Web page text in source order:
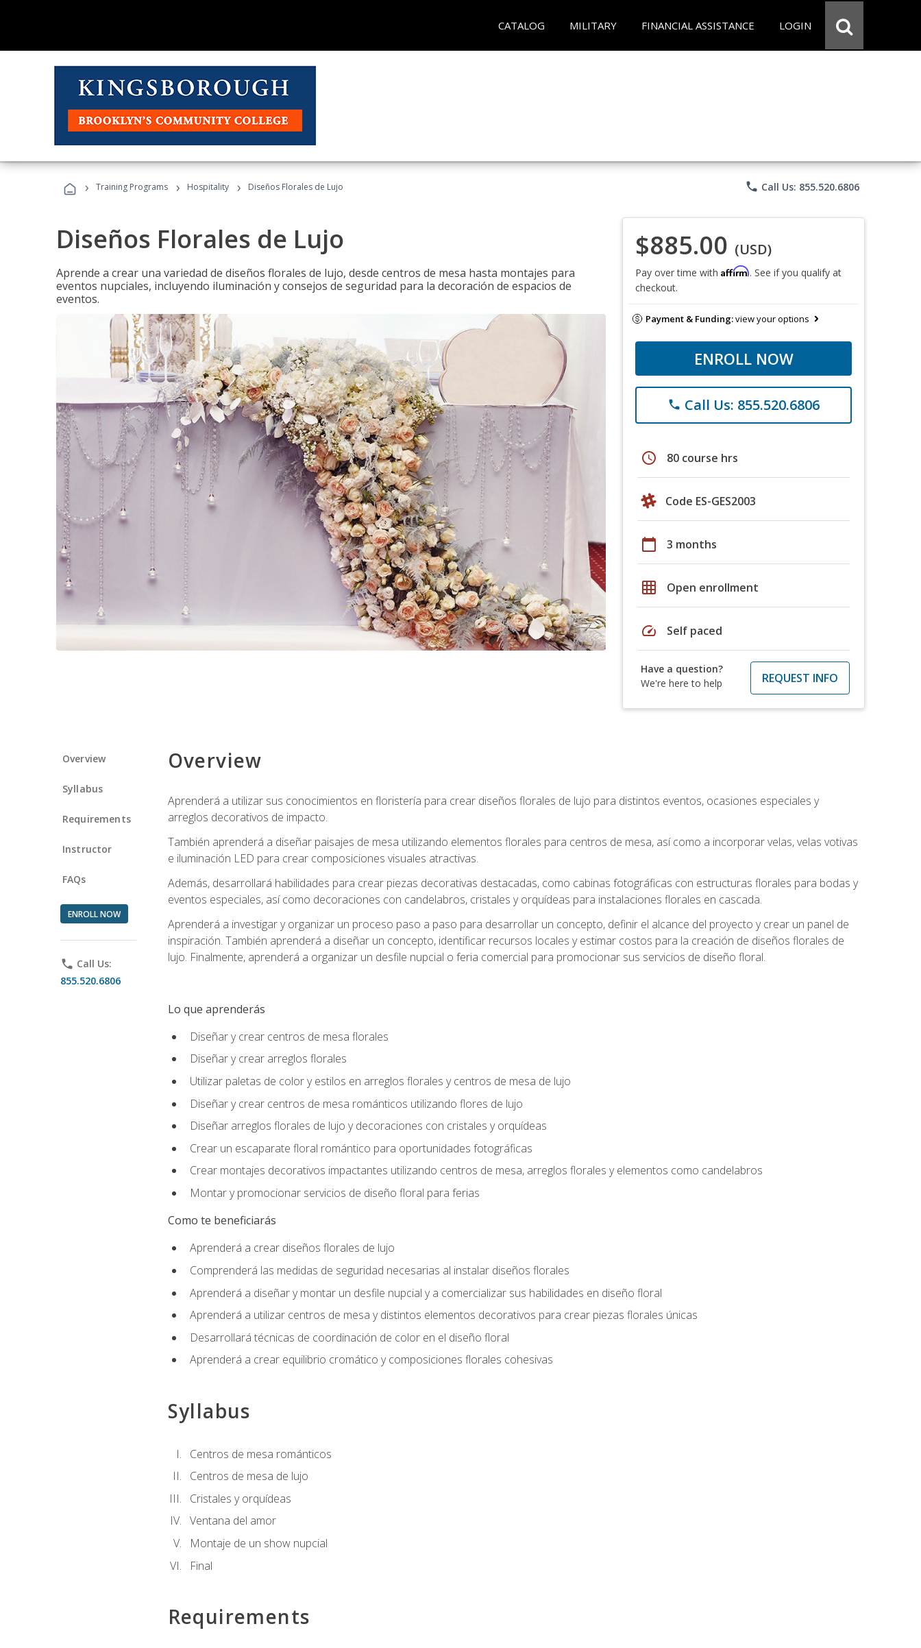
CATALOG MILITARY FINANCIAL ASSISTANCE LOGIN
› Training Programs › Hospitality › Diseños Florales de Lujo phone Call Us: 855.520.6806
Diseños Florales de Lujo
Aprende a crear una variedad de diseños florales de lujo, desde centros de mesa hasta montajes para
eventos nupciales, incluyendo iluminación y consejos de seguridad para la decoración de espacios de
eventos.
$885.00 (USD)
Pay over time with Affirm. See if you qualify at
checkout.
Payment & Funding:view your options
ENROLL NOW
phone Call Us: 855.520.6806
schedule 80 course hrs
Code ES-GES2003
calendar_today 3 months
grid_on Open enrollment
speed Self paced
Have a question?
We're here to help
REQUEST INFO
Overview
Syllabus
Requirements
Instructor
FAQs
ENROLL NOW
phone Call Us:
855.520.6806
Overview
Aprenderá a utilizar sus conocimientos en floristería para crear diseños florales de lujo para distintos eventos, ocasiones especiales y
arreglos decorativos de impacto.
También aprenderá a diseñar paisajes de mesa utilizando elementos florales para centros de mesa, así como a incorporar velas, velas votivas
e iluminación LED para crear composiciones visuales atractivas.
Además, desarrollará habilidades para crear piezas decorativas destacadas, como cabinas fotográficas con estructuras florales para bodas y
eventos especiales, así como decoraciones con candelabros, cristales y orquídeas para instalaciones florales en cascada.
Aprenderá a investigar y organizar un proceso paso a paso para desarrollar un concepto, definir el alcance del proyecto y crear un panel de
inspiración. También aprenderá a diseñar un concepto, identificar recursos locales y estimar costos para la creación de diseños florales de
lujo. Finalmente, aprenderá a organizar un desfile nupcial o feria comercial para promocionar sus servicios de diseño floral.
Lo que aprenderás
Diseñar y crear centros de mesa florales
Diseñar y crear arreglos florales
Utilizar paletas de color y estilos en arreglos florales y centros de mesa de lujo
Diseñar y crear centros de mesa románticos utilizando flores de lujo
Diseñar arreglos florales de lujo y decoraciones con cristales y orquídeas
Crear un escaparate floral romántico para oportunidades fotográficas
Crear montajes decorativos impactantes utilizando centros de mesa, arreglos florales y elementos como candelabros
Montar y promocionar servicios de diseño floral para ferias
Como te beneficiarás
Aprenderá a crear diseños florales de lujo
Comprenderá las medidas de seguridad necesarias al instalar diseños florales
Aprenderá a diseñar y montar un desfile nupcial y a comercializar sus habilidades en diseño floral
Aprenderá a utilizar centros de mesa y distintos elementos decorativos para crear piezas florales únicas
Desarrollará técnicas de coordinación de color en el diseño floral
Aprenderá a crear equilibrio cromático y composiciones florales cohesivas
Syllabus
Centros de mesa románticos
Centros de mesa de lujo
Cristales y orquídeas
Ventana del amor
Montaje de un show nupcial
Final
Requirements